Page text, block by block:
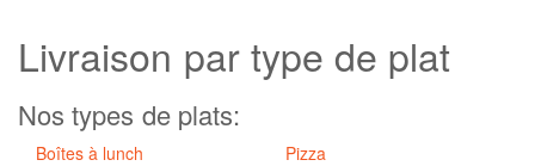
Livraison partype de plat
Nos types de plats:
Boîtes à lunch
Pizza